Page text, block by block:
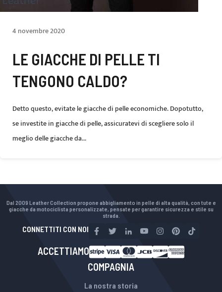
4 novembre 2020
LE GIACCHE DI PELLE TI
TENGONO CALDO?
Detto questo, evitate le giacche di pelle economiche. Dopotutto,
se investite in giacche di pelle, assicuratevi di scegliere solo il
meglio delle giacche da...
Dal 2009 Leather Collection propone abbigliamento in pelle di alta qualità, con tute e
giacche da motociclista personalizzate, pensate per garantire sicurezza e stile su
strada.
CONNETTITI CON NOI
ACCETTIAMO
COMPAGNIA
La nostra storia